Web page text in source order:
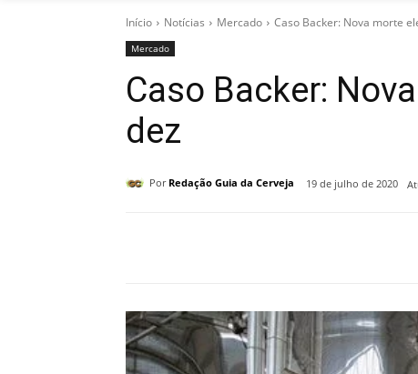
Início Notícias Mercado Caso Backer: Nova morte
Mercado
Caso Backer:
dez
Por Redação Guia da Cerveja 19 de julho de 2020